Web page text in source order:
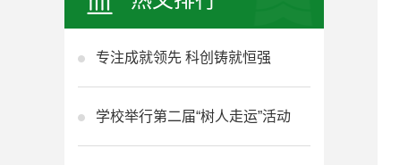
专注成就领先 科创铸就恒强
学校举行第二届“树人走运”活动